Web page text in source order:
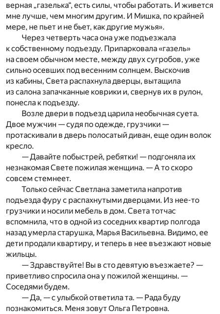
верная „газелька“, есть силы, чтобы работать. И живется
мне лучше, чем многим другим. И Мишка, по крайней
мере, не пьет и не бьет, как другие мужья».
Через четверть часа она уже подъезжала
к собственному подъезду. Припарковала «газель»
на своем обычном месте, между двух сугробов, уже
сильно осевших под весенним солнцем. Выскочив
из кабины, Света распахнула дверцы, вытащила
из салона запачканные коврики и, свернув их в рулон,
понесла к подъезду.
Возле двери в подъезд царила необычная суета.
Двое мужчин — судя по одежде, грузчики —
протаскивали в дверь полосатый диван, еще один волок
кресло.
— Давайте побыстрей, ребятки! — подгоняла их
незнакомая Свете пожилая женщина. — А то скоро
совсем стемнеет.
Только сейчас Светлана заметила напротив
подъезда фуру с распахнутыми дверцами. Из нее-то
грузчики и носили мебель в дом. Света тотчас
вспомнила, что в одной из соседних квартир полгода
назад умерла старушка, Марья Васильевна. Видимо, ее
дети продали квартиру, и теперь в нее въезжают новые
жильцы.
— Здравствуйте! Вы в сто девятую въезжаете? —
приветливо спросила она у пожилой женщины. —
Соседями будем.
— Да, — с улыбкой ответила та. — Рада буду
познакомиться. Меня зовут Ольга Петровна.